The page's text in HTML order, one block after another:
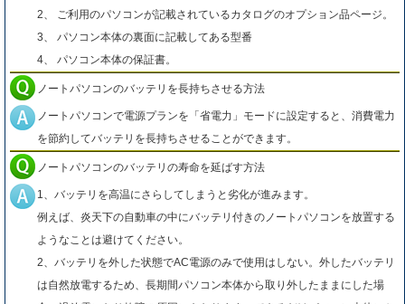
2、 ご利用のパソコンが記載されているカタログのオプション品ページ。
3、 パソコン本体の裏面に記載してある型番
4、 パソコン本体の保証書。
ノートパソコンのバッテリを長持ちさせる方法
ノートパソコンで電源プランを「省電力」モードに設定すると、消費電力
を節約してバッテリを長持ちさせることができます。
ノートパソコンのバッテリの寿命を延ばす方法
1、バッテリを高温にさらしてしまうと劣化が進みます。
例えば、炎天下の自動車の中にバッテリ付きのノートパソコンを放置する
ようなことは避けてください。
2、バッテリを外した状態でAC電源のみで使用はしない。外したバッテリ
は自然放電するため、長期間パソコン本体から取り外したままにした場